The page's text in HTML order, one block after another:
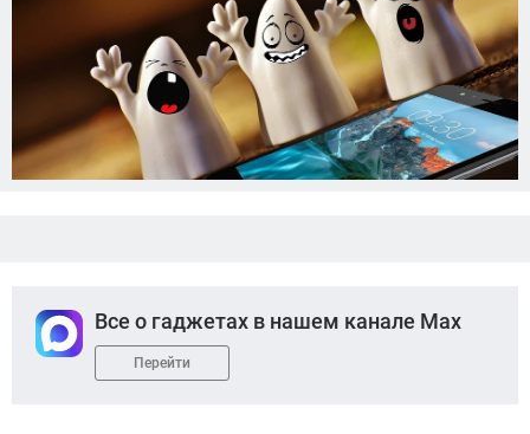
Все о гаджетах в нашем канале Max
Перейти